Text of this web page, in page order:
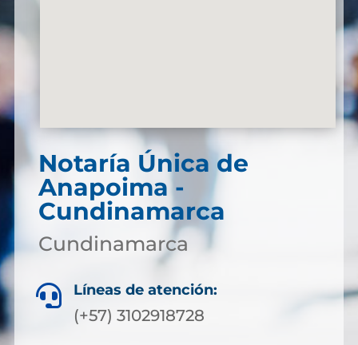
Notaría Única de
Anapoima -
Cundinamarca
Cundinamarca
 Líneas de atención:
(+57) 3102918728